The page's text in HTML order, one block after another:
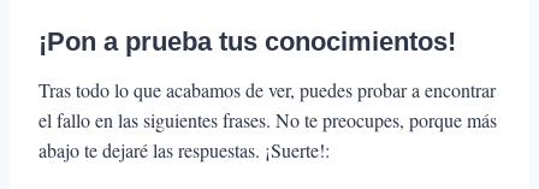
¡Pon a prueba tus conocimientos!
Tras todo lo que acabamos de ver, puedes probar a encontrar
el fallo en las siguientes frases. No te preocupes, porque más
abajo te dejaré las respuestas. ¡Suerte!: